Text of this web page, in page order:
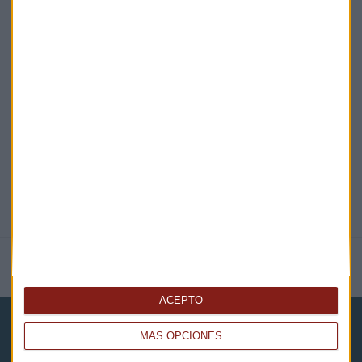
MÁS OPCIONES
ACEPTO
NOTICIAS RELACIONADAS